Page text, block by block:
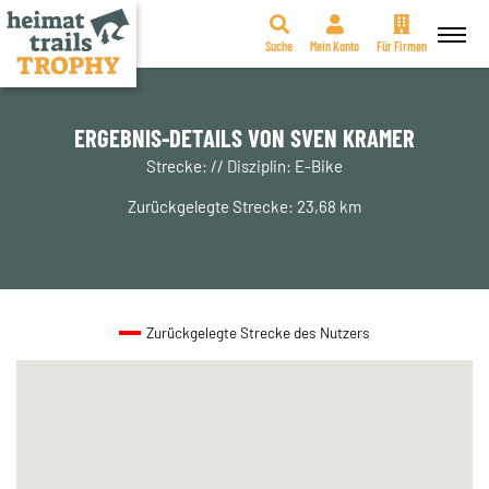
Zum
Suche Mein Konto Für Firmen
ERGEBNIS-DETAILS VON SVEN KRAMER
Strecke: // Disziplin: E-Bike
Zurückgelegte Strecke: 23,68 km
Zurückgelegte Strecke des Nutzers